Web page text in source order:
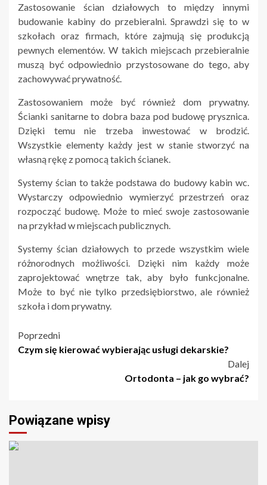
Zastosowanie ścian działowych to między innymi
budowanie kabiny do przebieralni. Sprawdzi się to w
szkołach oraz firmach, które zajmują się produkcją
pewnych elementów. W takich miejscach przebieralnie
muszą być odpowiednio przystosowane do tego, aby
zachowywać prywatność.
Zastosowaniem może być również dom prywatny.
Ścianki sanitarne to dobra baza pod budowę prysznica.
Dzięki temu nie trzeba inwestować w brodzić.
Wszystkie elementy każdy jest w stanie stworzyć na
własną rękę z pomocą takich ścianek.
Systemy ścian to także podstawa do budowy kabin wc.
Wystarczy odpowiednio wymierzyć przestrzeń oraz
rozpocząć budowę. Może to mieć swoje zastosowanie
na przykład w miejscach publicznych.
Systemy ścian działowych to przede wszystkim wiele
różnorodnych możliwości. Dzięki nim każdy może
zaprojektować wnętrze tak, aby było funkcjonalne.
Może to być nie tylko przedsiębiorstwo, ale również
szkoła i dom prywatny.
Nawigacja
Poprzedni
Czym się kierować wybierając usługi dekarskie?
Dalej
Ortodonta – jak go wybrać?
Powiązane wpisy